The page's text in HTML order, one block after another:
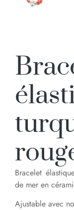
Bracelet
de mer en
Ajustable avec